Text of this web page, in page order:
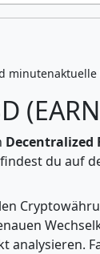
Decentralized
du auf
analysieren.